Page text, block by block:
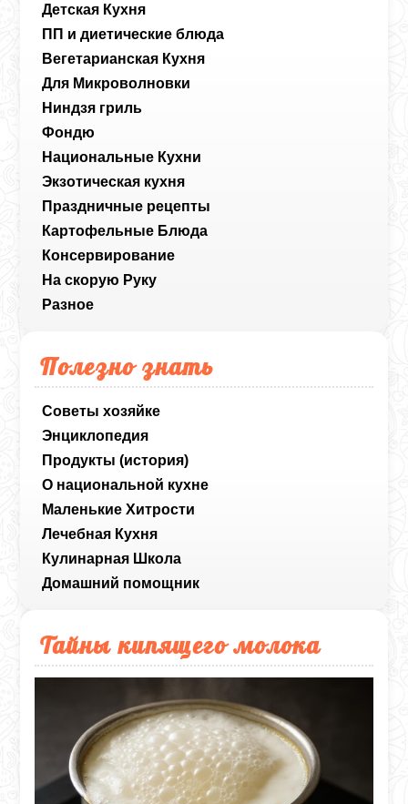
Детская Кухня
ПП и диетические блюда
Вегетарианская Кухня
Для Микроволновки
Ниндзя гриль
Фондю
Национальные Кухни
Экзотическая кухня
Праздничные рецепты
Картофельные Блюда
Консервирование
На скорую Руку
Разное
Полезно знать
Советы хозяйке
Энциклопедия
Продукты (история)
О национальной кухне
Маленькие Хитрости
Лечебная Кухня
Кулинарная Школа
Домашний помощник
Тайны кипящего молока